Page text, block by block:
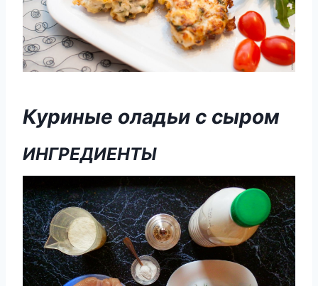
Куриные оладьи с сыром
ИНГРЕДИЕНТЫ